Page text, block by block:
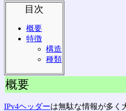
目次
概要
特徴
構造
種類
概要
IPv4ヘッダーは無駄な情報が多く